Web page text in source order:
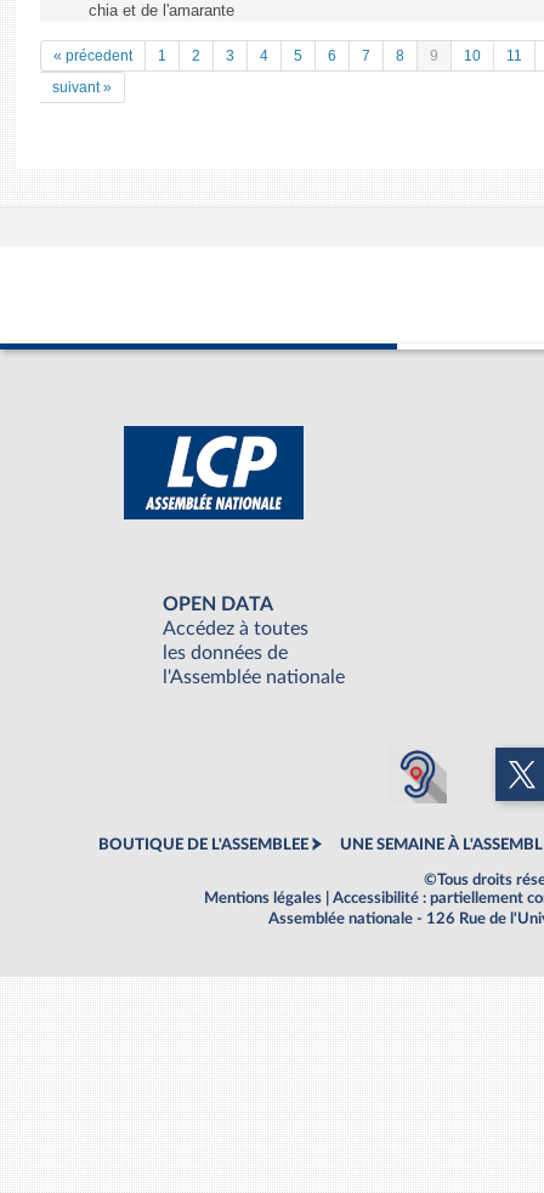
chia et de l'amarante
« précedent 1 2 3 4 5 6 7 8 9 10
11
suivant »
OPEN DATA
Accédez à toutes
les données de
l'Assemblée nationale
BOUTIQUE DE L'ASSEMBLEE UNE SEMAINE À
©Tous droits
Mentions légales
Accessibilité : partiellement
Assemblée nationale - 126 Rue de